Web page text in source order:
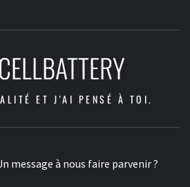
ET J'AI PENSÉ À TOI.
message à nous faire parvenir ?